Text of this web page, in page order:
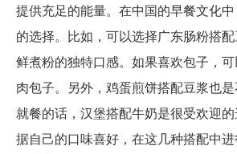
提供充足的能量。在中国的早餐文化
的选择。比如，可以选择广东肠粉搭
鲜煮粉的独特口感。如果喜欢包子，
肉包子。另外，鸡蛋煎饼搭配豆浆也
就餐的话，汉堡搭配牛奶是很受欢迎
据自己的口味喜好，在这几种搭配中